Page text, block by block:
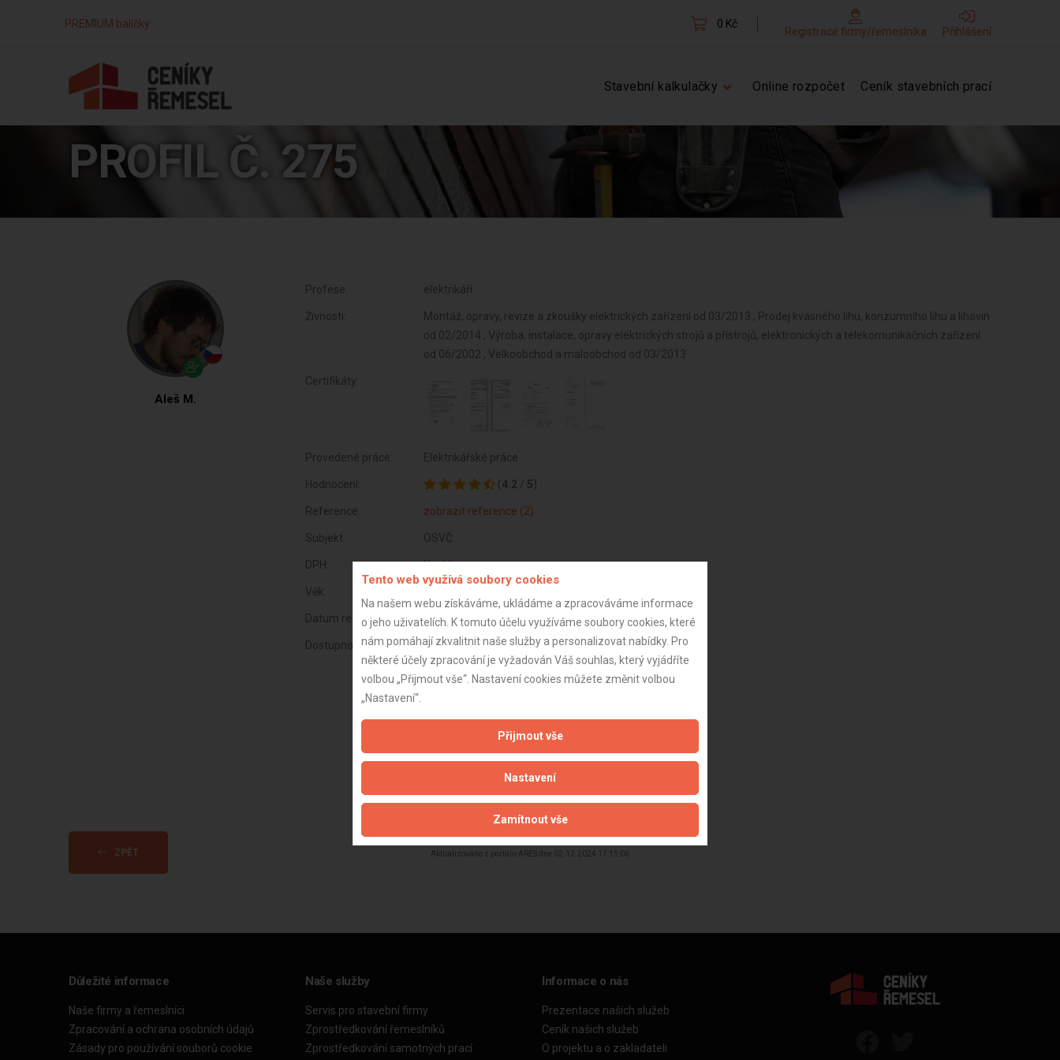
PREMIUM balíčky 0 Kč
Registrace firmy/řemeslníka Přihlášení
Stavební kalkulačky Online rozpočet Ceník stavebních prací
PROFIL Č. 275
Aleš M.
Profese: elektrikáři
Živnosti:
Montáž, opravy, revize a zkoušky elektrických zařízení od 03/2013 , Prodej kvasného lihu, konzumního lihu a lihovin
od 02/2014 , Výroba, instalace, opravy elektrických strojů a přístrojů, elektronických a telekomunikačních zařízení
od 06/2002 , Velkoobchod a maloobchod od 03/2013
Certifikáty:
Provedené práce: Elektrikářské práce
Hodnocení: (4.2 / 5)
Reference: zobrazit reference (2)
Subjekt: OSVČ
DPH: Neplátce
Věk:
Datum registrace: 29.9.2014
Dostupnost:
ZPĚT Aktualizováno z portálu ARES dne 02.12.2024 17:15:06
Důležité informace
Naše firmy a řemeslníci
Zpracování a ochrana osobních údajů
Zásady pro používání souborů cookie
Naše služby
Servis pro stavební firmy
Zprostředkování řemeslníků
Zprostředkování samotných prací
Informace o nás
Prezentace našich služeb
Ceník našich služeb
O projektu a o zakladateli
Tento web využívá soubory cookies
Na našem webu získáváme, ukládáme a zpracováváme informace
o jeho uživatelích. K tomuto účelu využíváme soubory cookies, které
nám pomáhají zkvalitnit naše služby a personalizovat nabídky. Pro
některé účely zpracování je vyžadován Váš souhlas, který vyjádříte
volbou „Přijmout vše“. Nastavení cookies můžete změnit volbou
„Nastavení“.
Přijmout vše
Nastavení
Zamítnout vše